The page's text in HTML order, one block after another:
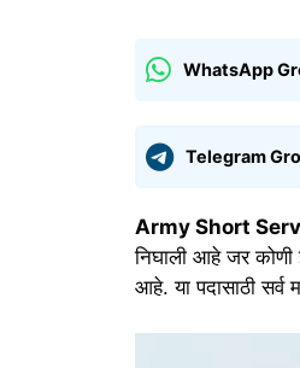
WhatsApp
Telegram
Army Short
निघाली आहे जर कोणी
आहे. या पदासाठी सर्व